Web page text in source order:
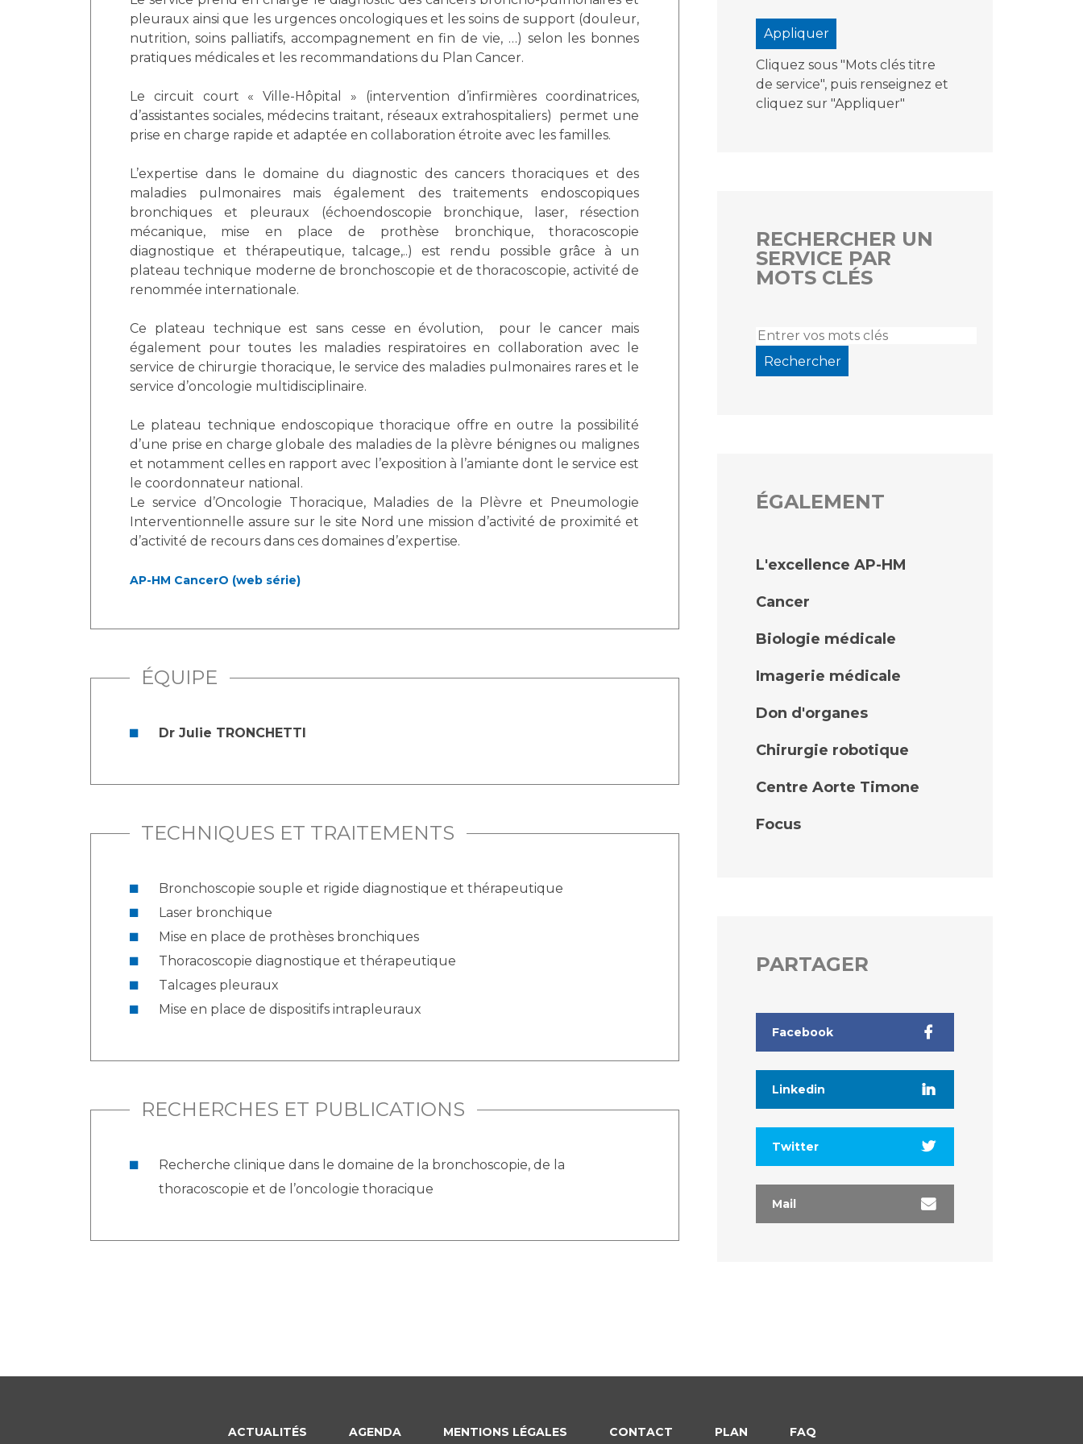
Laïcité et cultes
Les associations
Livret d'accueil
Transports sanitaires
Vos droits, vos devoirs
Maternité Hôpital Nord
Les structures de recherche
Maladies Rares
Plateforme d'Expertise
Maladies Rares
pleuraux ainsi que les urgences oncologiques et les soins de support (douleur,
nutrition, soins palliatifs, accompagnement en fin de vie, …) selon les bonnes
pratiques médicales et les recommandations du Plan Cancer.
Le circuit court « Ville-Hôpital » (intervention d’infirmières coordinatrices,
d’assistantes sociales, médecins traitant, réseaux extrahospitaliers) permet une
prise en charge rapide et adaptée en collaboration étroite avec les familles.
L’expertise dans le domaine du diagnostic des cancers thoraciques et des
maladies pulmonaires mais également des traitements endoscopiques
bronchiques et pleuraux (échoendoscopie bronchique, laser, résection
mécanique, mise en place de prothèse bronchique, thoracoscopie
diagnostique et thérapeutique, talcage,..) est rendu possible grâce à un
plateau technique moderne de bronchoscopie et de thoracoscopie, activité de
renommée internationale.
Ce plateau technique est sans cesse en évolution, pour le cancer mais
également pour toutes les maladies respiratoires en collaboration avec le
service de chirurgie thoracique, le service des maladies pulmonaires rares et le
service d’oncologie multidisciplinaire.
Le plateau technique endoscopique thoracique offre en outre la possibilité
d’une prise en charge globale des maladies de la plèvre bénignes ou malignes
et notamment celles en rapport avec l’exposition à l’amiante dont le service est
le coordonnateur national.
Le service d’Oncologie Thoracique, Maladies de la Plèvre et Pneumologie
Interventionnelle assure sur le site Nord une mission d’activité de proximité et
d’activité de recours dans ces domaines d’expertise.
AP-HM CancerO (web série)
ÉQUIPE
Dr Julie TRONCHETTI
TECHNIQUES ET TRAITEMENTS
Bronchoscopie souple et rigide diagnostique et thérapeutique
Laser bronchique
Mise en place de prothèses bronchiques
Thoracoscopie diagnostique et thérapeutique
Talcages pleuraux
Mise en place de dispositifs intrapleuraux
RECHERCHES ET PUBLICATIONS
Recherche clinique dans le domaine de la bronchoscopie, de la
thoracoscopie et de l’oncologie thoracique
Cliquez sous "Mots clés titre
de service", puis renseignez et
cliquez sur "Appliquer"
RECHERCHER UN
SERVICE PAR
MOTS CLÉS
ÉGALEMENT
L'excellence AP-HM
Cancer
Biologie médicale
Imagerie médicale
Don d'organes
Chirurgie robotique
Centre Aorte Timone
Focus
PARTAGER
Facebook
Linkedin
Twitter
Mail
ACTUALITÉS AGENDA MENTIONS LÉGALES CONTACT PLAN FAQ